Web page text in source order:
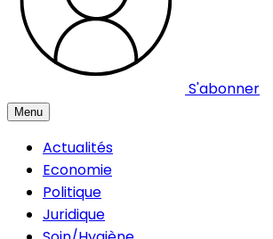
S'abonner
Menu
Actualités
Economie
Politique
Juridique